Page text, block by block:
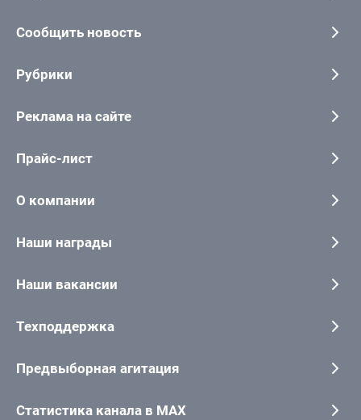
Сообщить новость
Рубрики
Реклама на сайте
Прайс-лист
О компании
Наши награды
Наши вакансии
Техподдержка
Предвыборная агитация
Статистика канала в MAX